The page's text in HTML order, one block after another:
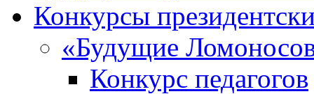
Конкурсы
«Будущие
Конкурс педагогов